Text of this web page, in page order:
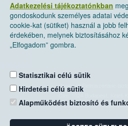
Adatkezelési tájékoztatónkban
gondoskodunk személyes adatai
cookie-kat (sütiket) használ a jobb
érdekében, melynek biztosításához
„Elfogadom” gombra.
Statisztikai célú sütik
Hirdetési célú sütik
Alapműködést biztosító és
Nemzeti Élelmiszerlánc-
Levelezési cím: 1525